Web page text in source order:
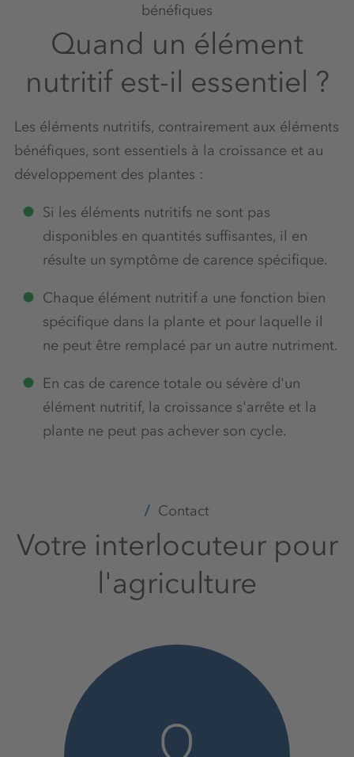
bénéfiques
Quand un élément
nutritif est-il essentiel ?
Les éléments nutritifs, contrairement aux éléments
bénéfiques, sont essentiels à la croissance et au
développement des plantes :
Si les éléments nutritifs ne sont pas
disponibles en quantités suffisantes, il en
résulte un symptôme de carence spécifique.
Chaque élément nutritif a une fonction bien
spécifique dans la plante et pour laquelle il
ne peut être remplacé par un autre nutriment.
En cas de carence totale ou sévère d'un
élément nutritif, la croissance s'arrête et la
plante ne peut pas achever son cycle.
Contact
Votre interlocuteur pour
l'agriculture